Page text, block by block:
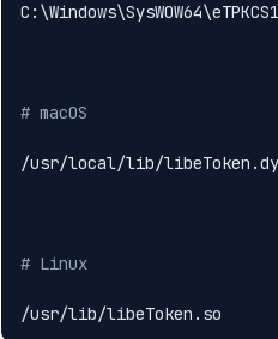
# macOS
# Linux
/usr/lib/libeToken.so